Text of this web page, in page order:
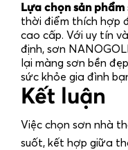
Lựa chọn sản
thời điểm thích hợp
cao cấp. Với uy tín
định, sơn
lại màng sơn bền
sức khỏe gia đình
Kết luận
Việc chọn sơn nhà
suốt, kết hợp giữa